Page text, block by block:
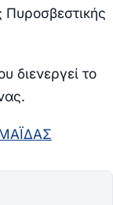
διενεργεί το